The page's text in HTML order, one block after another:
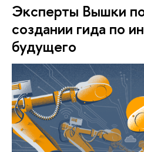
Эксперты Вышки
создании гида по
будущего